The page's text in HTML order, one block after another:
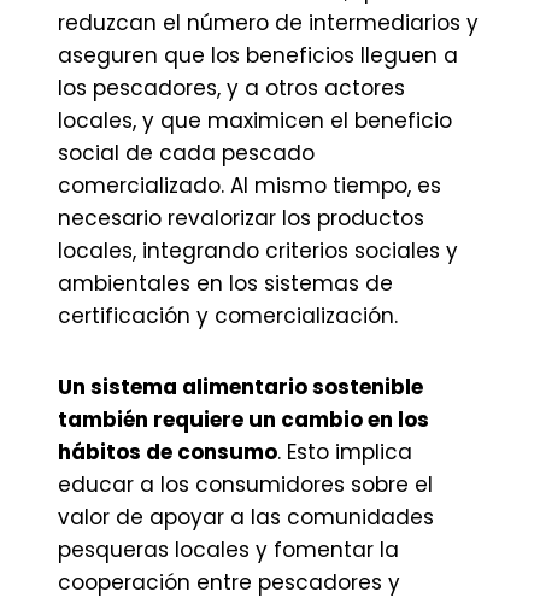
reduzcan el número de intermediarios y
aseguren que los beneficios lleguen a
los pescadores, y a otros actores
locales, y que maximicen el beneficio
social de cada pescado
comercializado. Al mismo tiempo, es
necesario revalorizar los productos
locales, integrando criterios sociales y
ambientales en los sistemas de
certificación y comercialización.
Un sistema alimentario sostenible
también requiere un cambio en los
hábitos de consumo. Esto implica
educar a los consumidores sobre el
valor de apoyar a las comunidades
pesqueras locales y fomentar la
cooperación entre pescadores y